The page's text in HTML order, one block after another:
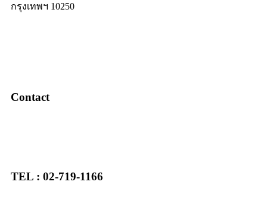
กรุงเทพฯ 10250
Contact
TEL : 02-719-1166